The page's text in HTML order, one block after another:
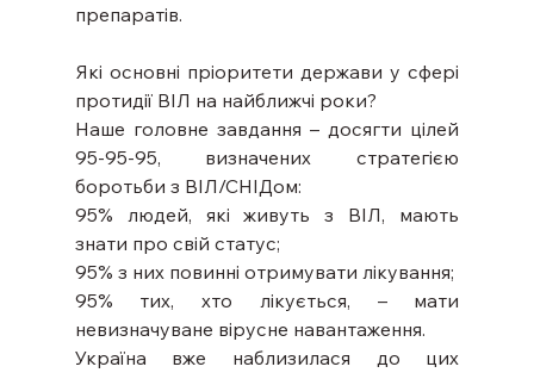
препаратів.
Які основні пріоритети держави у сфері
протидії ВІЛ на найближчі роки?
Наше головне завдання – досягти цілей
95-95-95, визначених стратегією
боротьби з ВІЛ/СНІДом:
95% людей, які живуть з ВІЛ, мають
знати про свій статус;
95% з них повинні отримувати лікування;
95% тих, хто лікується, – мати
невизначуване вірусне навантаження.
Україна вже наблизилася до цих